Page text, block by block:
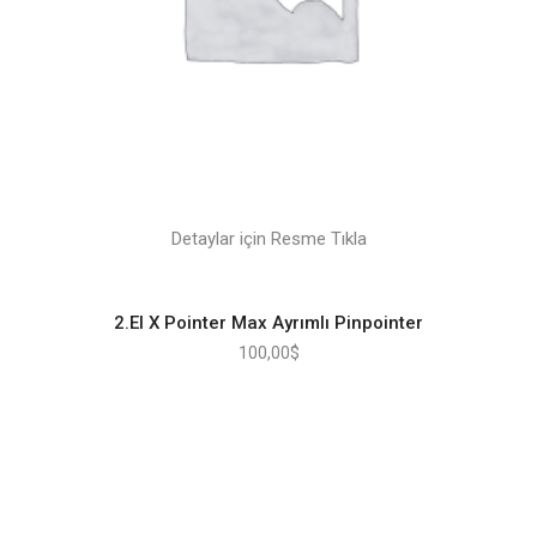
Detaylar için Resme Tıkla
2.El X Pointer Max Ayrımlı Pinpointer
100,00$